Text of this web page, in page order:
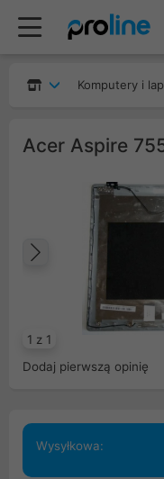
Komputery i
Acer Aspire
1 z 1
Poprzedni
Dodaj pierwszą opinię
Wysyłkowa: